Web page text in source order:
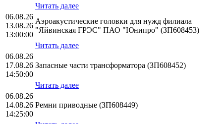
Читать далее
06.08.26
13.08.26
13:00:00
Аэроакустические головки для нужд филиала
"Яйвинская ГРЭС" ПАО "Юнипро" (ЗП608453)
Читать далее
06.08.26
17.08.26
14:50:00
Запасные части трансформатора (ЗП608452)
Читать далее
06.08.26
14.08.26
14:25:00
Ремни приводные (ЗП608449)